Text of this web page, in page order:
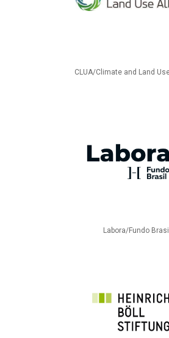
CLUA/Climate and Land
Labora/Fundo Brasil